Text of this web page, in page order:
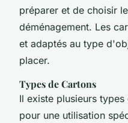
préparer et de choisir
déménagement. Les
et adaptés au type
placer.
Types de Cartons
Il existe plusieurs
pour une utilisation